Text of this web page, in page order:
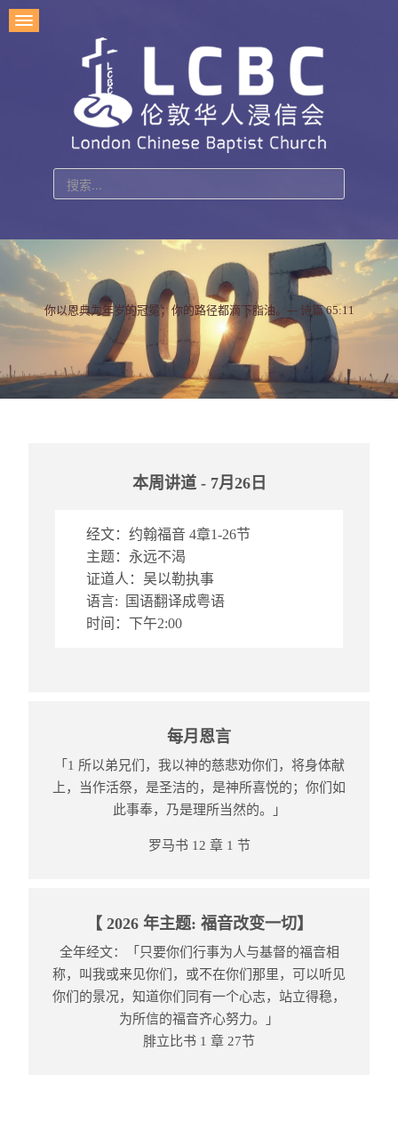
内
你以恩典为年岁的冠冕；你的路径都滴下脂油。--- 诗篇 65:11
本周讲道 - 7月26日
经文：约翰福音 4章1-26节
主题：永远不渴
证道人：吴以勒执事
语言: 国语翻译成粤语
时间：下午2:00
每月恩言
「1 所以弟兄们，我以神的慈悲劝你们，将身体献
上，当作活祭，是圣洁的，是神所喜悦的；你们如
此事奉，乃是理所当然的。」
罗马书 12 章 1 节
【 2026 年主题: 福音改变一切】
全年经文：「只要你们行事为人与基督的福音相
称，叫我或来见你们，或不在你们那里，可以听见
你们的景况，知道你们同有一个心志，站立得稳，
为所信的福音齐心努力。」
腓立比书 1 章 27节